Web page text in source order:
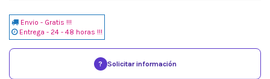
Envio - Gratis !!!
Entrega - 24 - 48 horas !!!
? Solicitar información